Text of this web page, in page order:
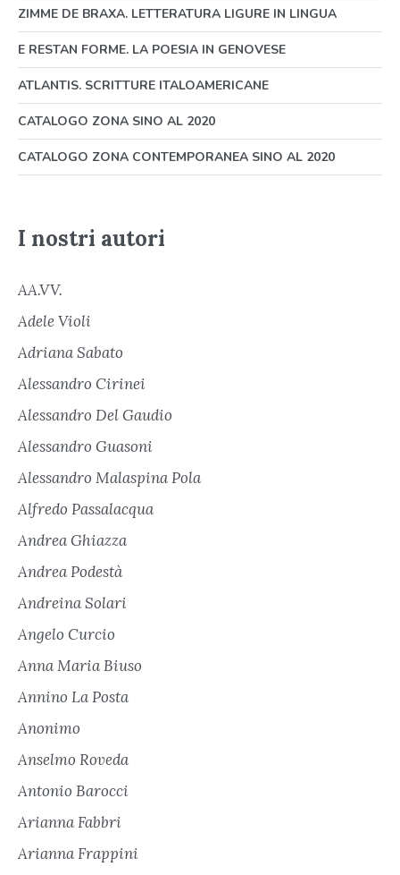
ZIMME DE BRAXA. LETTERATURA LIGURE IN LINGUA
E RESTAN FORME. LA POESIA IN GENOVESE
ATLANTIS. SCRITTURE ITALOAMERICANE
CATALOGO ZONA SINO AL 2020
CATALOGO ZONA CONTEMPORANEA SINO AL 2020
I nostri autori
AA.VV.
Adele Violi
Adriana Sabato
Alessandro Cirinei
Alessandro Del Gaudio
Alessandro Guasoni
Alessandro Malaspina Pola
Alfredo Passalacqua
Andrea Ghiazza
Andrea Podestà
Andreina Solari
Angelo Curcio
Anna Maria Biuso
Annino La Posta
Anonimo
Anselmo Roveda
Antonio Barocci
Arianna Fabbri
Arianna Frappini